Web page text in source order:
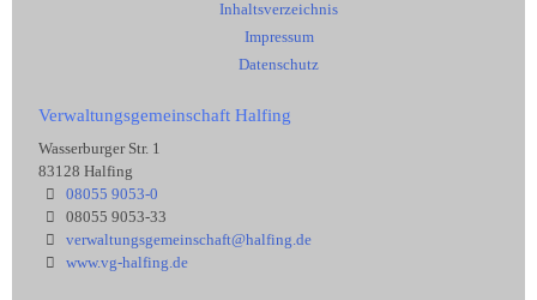
Inhaltsverzeichnis
Impressum
Datenschutz
Verwaltungsgemeinschaft Halfing
Wasserburger Str. 1
83128 Halfing
08055 9053-0
08055 9053-33
verwaltungsgemeinschaft@halfing.de
www.vg-halfing.de